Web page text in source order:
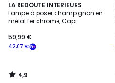
LA REDOUTE INTERIEURS
Lampe à poser champignon en
métal fer chrome, Capi
42,07 €
59,99 €
4,9
/ 5
4,9
/